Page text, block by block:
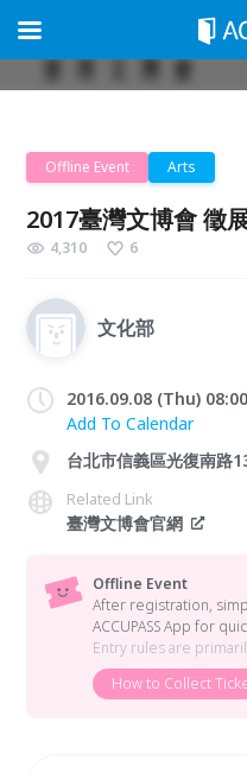
Offline Event Arts
2017臺灣文博會 徵
4,310 6
文化部
2016.09.08 (Thu)
Add To Calendar
台北市信義區光復南路
Related Link
臺灣文博會官網
Offline Event
After registration,
ACCUPASS App for
Entry rules are
How to Collect